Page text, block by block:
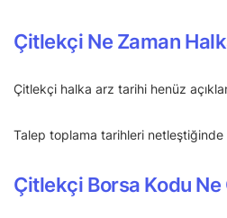
Çitlekçi Ne Zaman
Çitlekçi halka arz tarihi henüz
Talep toplama tarihleri
Çitlekçi Borsa Kodu Ne